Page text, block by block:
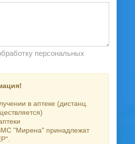
в аптеке (дистанц.
"Мирена" принадлежат